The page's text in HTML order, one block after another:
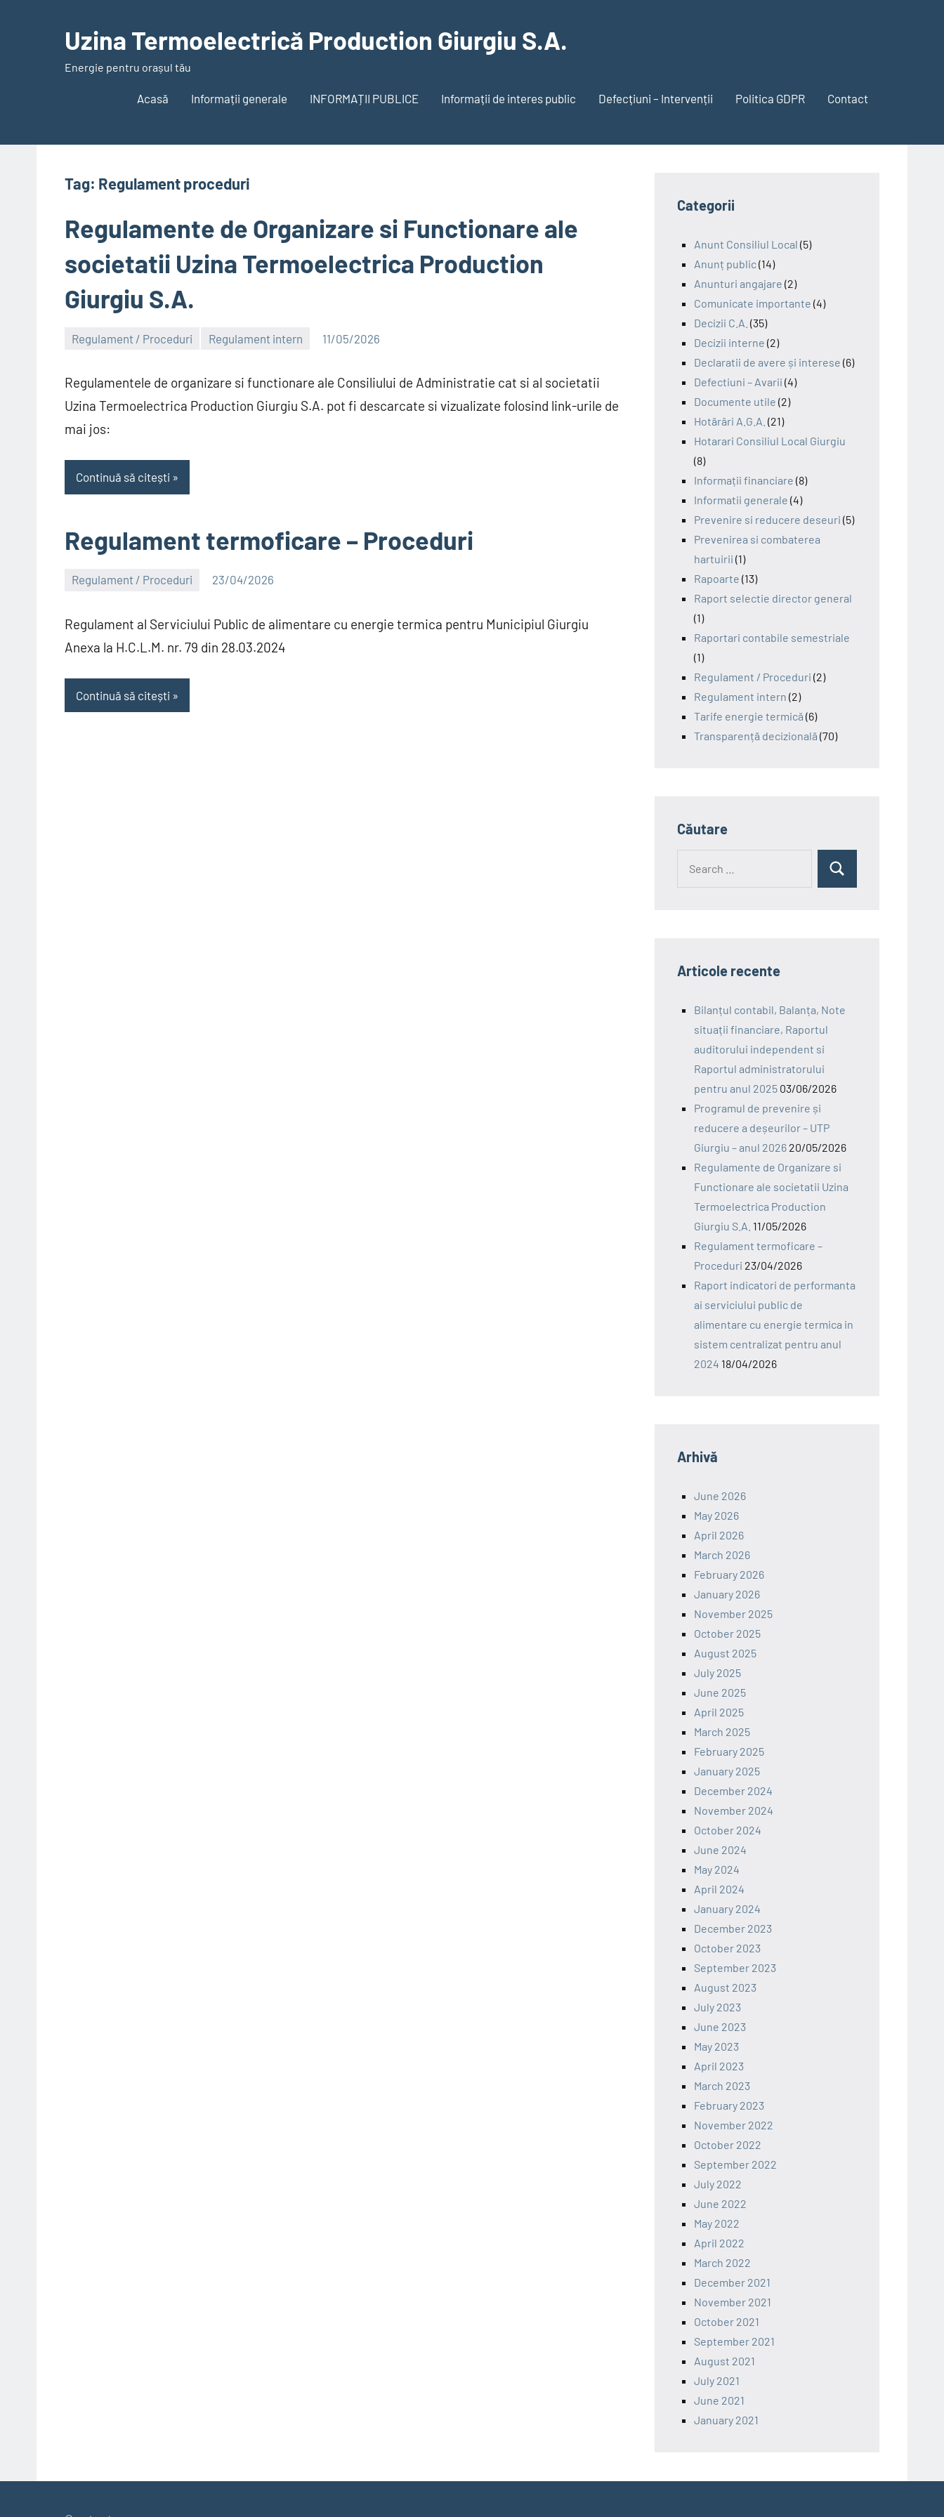
Uzina Termoelectrică Production Giurgiu S.A.
Energie pentru orașul tău
Acasă Informații generale INFORMAȚII PUBLICE Informații de interes public Defecțiuni – Intervenții Politica GDPR Contact
Tag: Regulament proceduri
Regulamente de Organizare si Functionare ale
societatii Uzina Termoelectrica Production
Giurgiu S.A.
Regulament / Proceduri Regulament intern 11/05/2026
Alexandru
Regulamentele de organizare si functionare ale Consiliului de Administratie cat si al societatii
Uzina Termoelectrica Production Giurgiu S.A. pot fi descarcate si vizualizate folosind link-urile de
mai jos:
Continuă să citești
Regulament termoficare – Proceduri
Regulament / Proceduri 23/04/2026
Alexandru
Regulament al Serviciului Public de alimentare cu energie termica pentru Municipiul Giurgiu
Anexa la H.C.L.M. nr. 79 din 28.03.2024
Continuă să citești
Categorii
Anunt Consiliul Local (5)
Anunț public(14)
Anunturi angajare (2)
Comunicate importante (4)
Decizii C.A. (35)
Decizii interne (2)
Declaratii de avere și interese (6)
Defectiuni – Avarii (4)
Documente utile (2)
Hotărâri A.G.A. (21)
Hotarari Consiliul Local Giurgiu
(8)
Informații financiare (8)
Informatii generale (4)
Prevenire si reducere deseuri (5)
Prevenirea si combaterea
hartuirii (1)
Rapoarte (13)
Raport selectie director general
(1)
Raportari contabile semestriale
(1)
Regulament / Proceduri (2)
Regulament intern (2)
Tarife energie termică (6)
Transparență decizională (70)
Căutare
Search
Articole recente
Bilanțul contabil, Balanța, Note
situații financiare, Raportul
auditorului independent si
Raportul administratorului
pentru anul 2025 03/06/2026
Programul de prevenire și
reducere a deșeurilor – UTP
Giurgiu – anul 2026 20/05/2026
Regulamente de Organizare si
Functionare ale societatii Uzina
Termoelectrica Production
Giurgiu S.A. 11/05/2026
Regulament termoficare –
Proceduri 23/04/2026
Raport indicatori de performanta
ai serviciului public de
alimentare cu energie termica in
sistem centralizat pentru anul
2024 18/04/2026
Arhivă
June 2026
May 2026
April 2026
March 2026
February 2026
January 2026
November 2025
October 2025
August 2025
July 2025
June 2025
April 2025
March 2025
February 2025
January 2025
December 2024
November 2024
October 2024
June 2024
May 2024
April 2024
January 2024
December 2023
October 2023
September 2023
August 2023
July 2023
June 2023
May 2023
April 2023
March 2023
February 2023
November 2022
October 2022
September 2022
July 2022
June 2022
May 2022
April 2022
March 2022
December 2021
November 2021
October 2021
September 2021
August 2021
July 2021
June 2021
January 2021